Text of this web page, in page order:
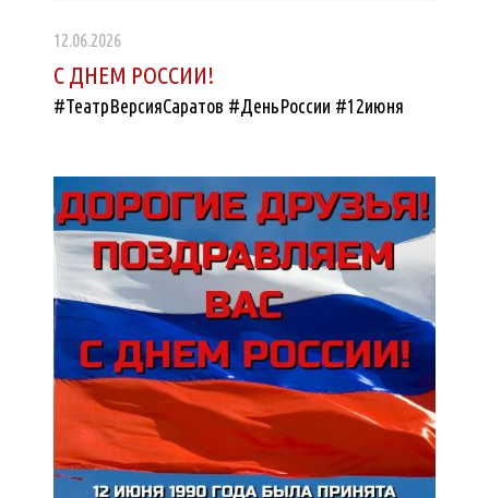
12.06.2026
С ДНЕМ РОССИИ!
#ТеатрВерсияСаратов #ДеньРоссии #12июня